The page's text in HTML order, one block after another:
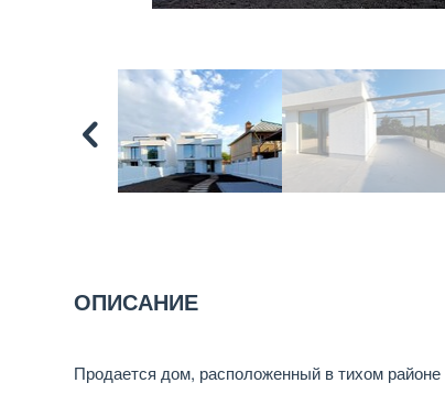
ОПИСАНИЕ
Продается дом, расположенный в тихом